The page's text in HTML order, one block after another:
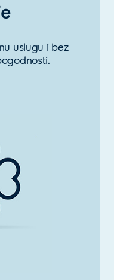
uslugu i bez